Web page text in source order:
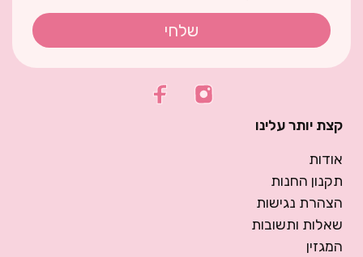
שלחי
קצת יותר עלינו
אודות
תקנון החנות
הצהרת נגישות
שאלות ותשובות
המגזין